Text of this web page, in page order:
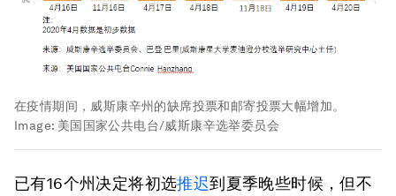
在疫情期间，威斯康辛州的缺席投票和邮寄投票大幅增加。
Image: 美国国家公共电台/威斯康辛选举委员会
已有16个州决定将初选推迟到夏季晚些时候，但不